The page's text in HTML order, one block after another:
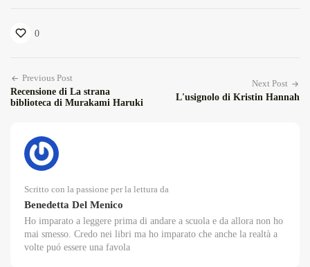
0
Previous Post
Recensione di La strana
biblioteca di Murakami Haruki
Next Post
L'usignolo di Kristin Hannah
Scritto con la passione per la lettura da
Benedetta Del Menico
Ho imparato a leggere prima di andare a scuola e da allora non ho
mai smesso. Credo nei libri ma ho imparato che anche la realtà a
volte puó essere una favola